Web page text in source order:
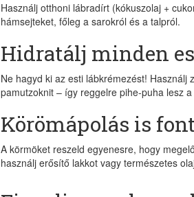
Használj otthoni lábradírt (kókuszolaj +
hámsejteket, főleg a sarokról és a talpról.
Hidratálj minden
Ne hagyd ki az esti lábkrémezést!
pamutzoknit – így reggelre pihe-puha lesz a
Körömápolás is
A körmöket reszeld egyenesre, hogy
használj erősítő lakkot vagy természetes